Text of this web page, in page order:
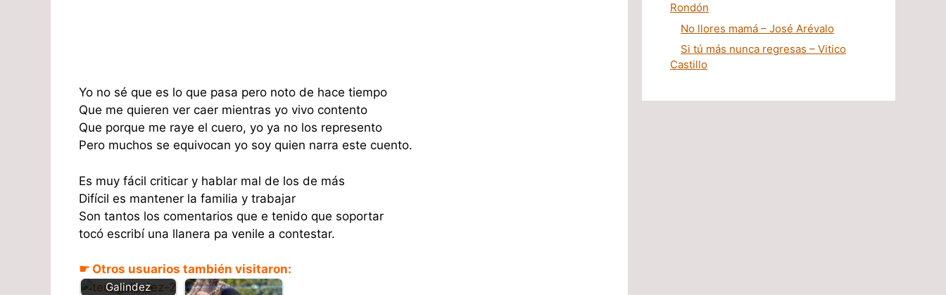
Yo no sé que es lo que pasa pero noto de hace tiempo
Que me quieren ver caer mientras yo vivo contento
Que porque me raye el cuero, yo ya no los represento
Pero muchos se equivocan yo soy quien narra este cuento.
Es muy fácil criticar y hablar mal de los de más
Difícil es mantener la familia y trabajar
Son tantos los comentarios que e tenido que soportar
tocó escribí una llanera pa venile a contestar.
☛ Otros usuarios también visitaron:
verdadero - Teo
Galindez
Rondón
No llores mamá – José Arévalo
Si tú más nunca regresas – Vitico
Castillo